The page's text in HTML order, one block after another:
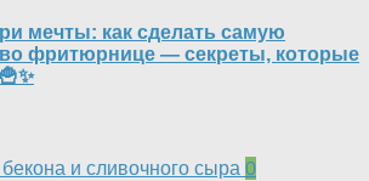
мечты: как сделать самую
фритюрнице — секреты, которые
0